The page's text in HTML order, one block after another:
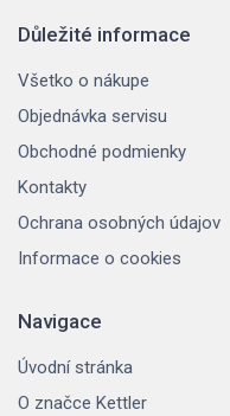
Důležité informace
Všetko o nákupe
Objednávka servisu
Obchodné podmienky
Kontakty
Ochrana osobných údajov
Informace o cookies
Navigace
Úvodní stránka
O značce Kettler